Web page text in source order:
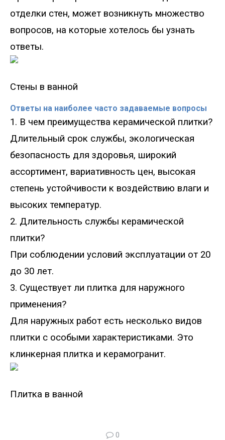
отделки стен, может возникнуть множество
вопросов, на которые хотелось бы узнать
ответы.
Стены в ванной
Ответы на наиболее часто задаваемые вопросы
1. В чем преимущества керамической плитки?
Длительный срок службы, экологическая
безопасность для здоровья, широкий
ассортимент, вариативность цен, высокая
степень устойчивости к воздействию влаги и
высоких температур.
2. Длительность службы керамической
плитки?
При соблюдении условий эксплуатации от 20
до 30 лет.
3. Существует ли плитка для наружного
применения?
Для наружных работ есть несколько видов
плитки с особыми характеристиками. Это
клинкерная плитка и керамогранит.
Плитка в ванной
0